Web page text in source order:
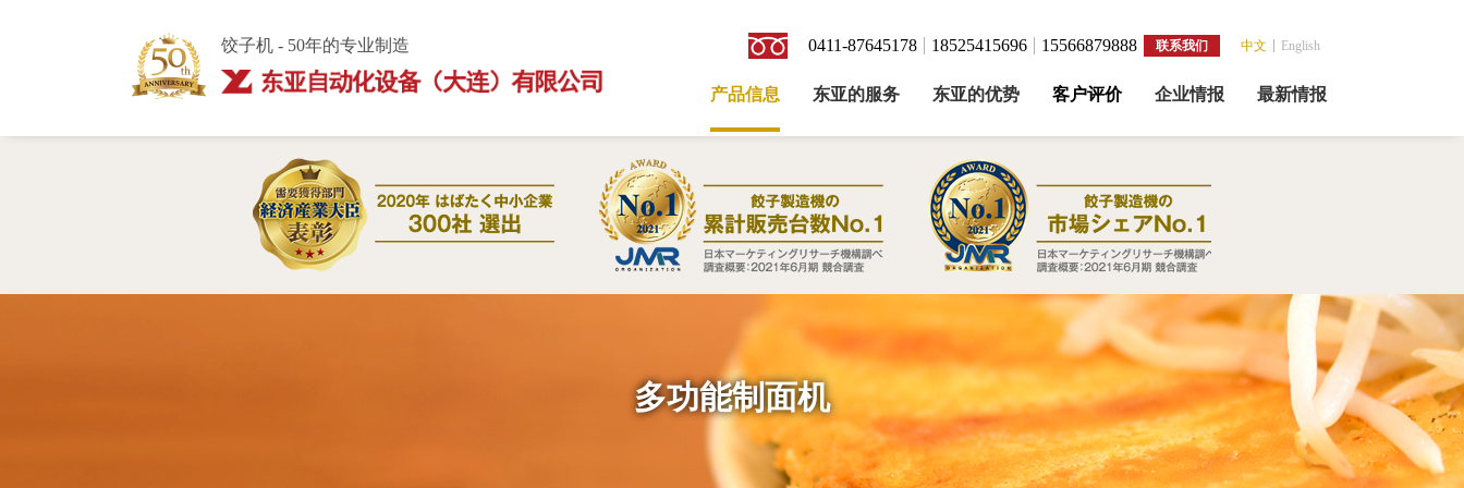
饺子机 - 50年的专业制造
产品信息 东亚的服务 东亚的优势 客户评价 企业情报 最新情报
0411-87645178 18525415696 15566879888 联系我们 中文 English
多功能制面机